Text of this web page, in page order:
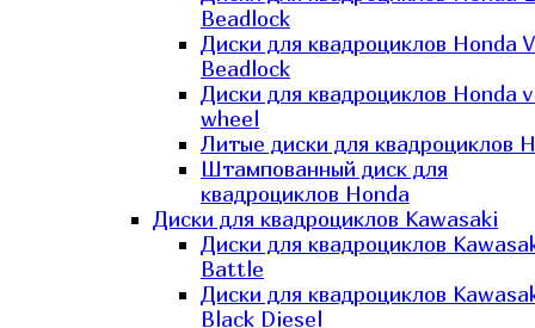
Beadlock
Диски для квадроциклов Honda
Beadlock
Диски для квадроциклов Honda
wheel
Литые диски для квадроциклов
Штампованный диск для
квадроциклов Honda
Диски для квадроциклов Kawasaki
Диски для квадроциклов
Battle
Диски для квадроциклов
Black Diesel